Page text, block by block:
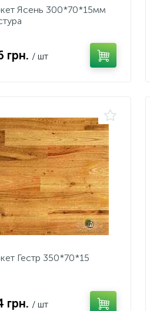
Ясень 300*70*15мм
грн. / шт
Гестр 350*70*15
грн. / шт